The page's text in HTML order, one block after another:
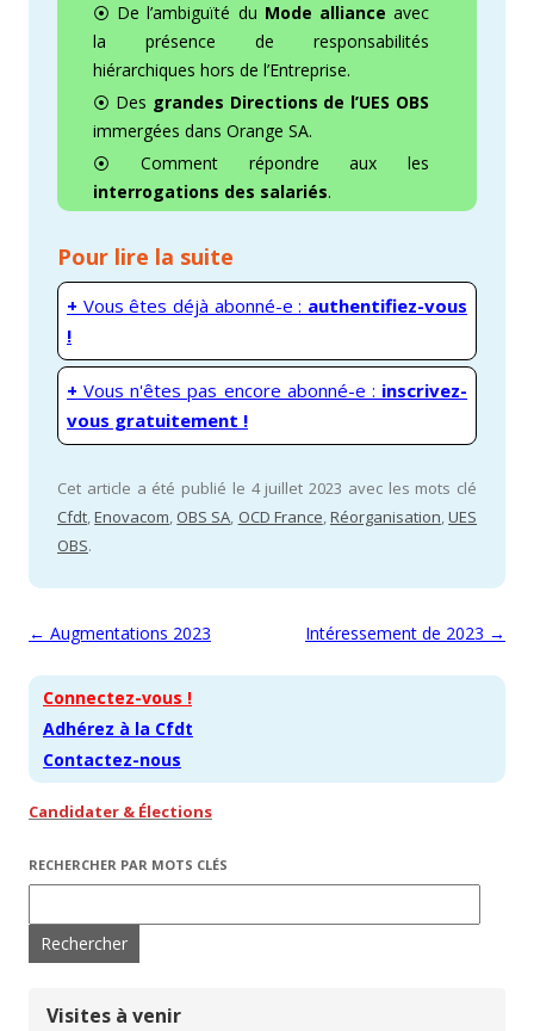
⦿ De l’ambiguïté du Mode alliance avec
la présence de responsabilités
hiérarchiques hors de l’Entreprise.
⦿ Des grandes Directions de l’UES OBS
immergées dans Orange SA.
⦿ Comment répondre aux les
interrogations des salariés.
Pour lire la suite
+ Vous êtes déjà abonné-e : authentifiez-vous
!
+ Vous n'êtes pas encore abonné-e : inscrivez-
vous gratuitement !
Cet article a été publié le 4 juillet 2023 avec les mots clé
Cfdt,Enovacom, OBS SA, OCD France,Réorganisation,UES
OBS.
Navigation des articles
← Augmentations 2023 Intéressement de 2023 →
Connectez-vous !
Adhérez à la Cfdt
Contactez-nous
Candidater & Élections
RECHERCHER PAR MOTS CLÉS
Visites à venir